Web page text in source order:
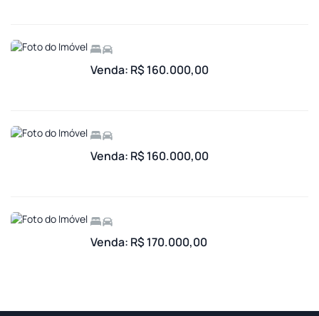
Venda: R$ 160.000,00
Venda: R$ 160.000,00
Venda: R$ 170.000,00